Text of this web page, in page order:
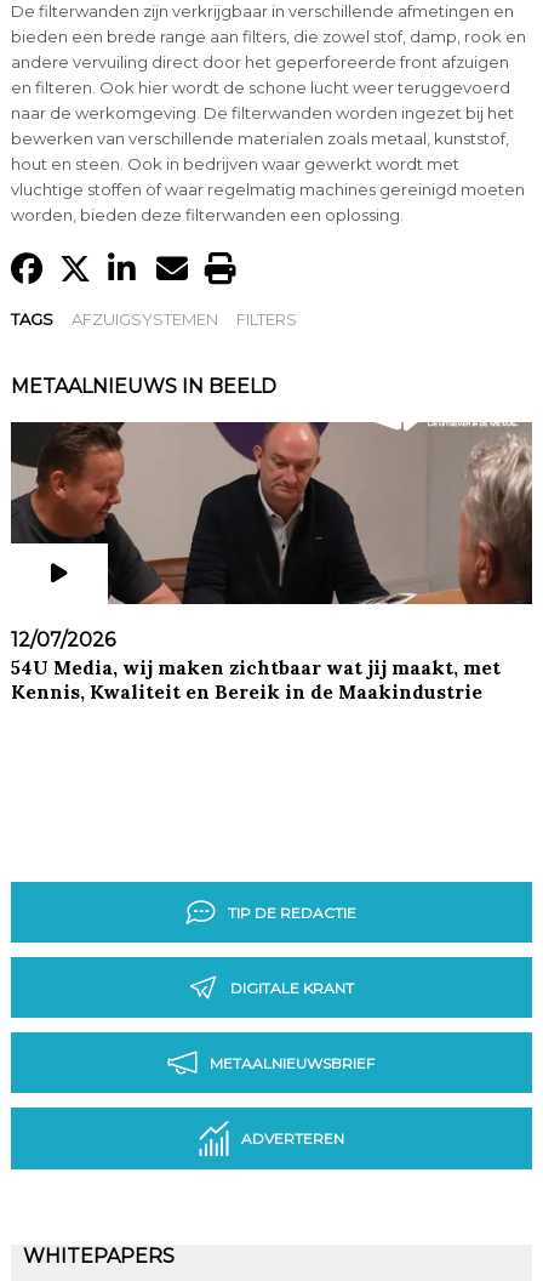
De filterwanden zijn verkrijgbaar in verschillende afmetingen en
bieden een brede range aan filters, die zowel stof, damp, rook en
andere vervuiling direct door het geperforeerde front afzuigen
en filteren. Ook hier wordt de schone lucht weer teruggevoerd
naar de werkomgeving. De filterwanden worden ingezet bij het
bewerken van verschillende materialen zoals metaal, kunststof,
hout en steen. Ook in bedrijven waar gewerkt wordt met
vluchtige stoffen of waar regelmatig machines gereinigd moeten
worden, bieden deze filterwanden een oplossing.
TAGS AFZUIGSYSTEMEN FILTERS
METAALNIEUWS IN BEELD
12/07/2026
54U Media, wij maken zichtbaar wat jij maakt, met
Kennis, Kwaliteit en Bereik in de Maakindustrie
TIP DE REDACTIE
DIGITALE KRANT
METAALNIEUWSBRIEF
ADVERTEREN
WHITEPAPERS